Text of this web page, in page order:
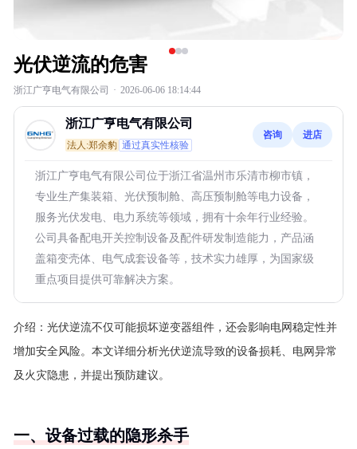
光伏逆流的危害
浙江广亨电气有限公司 · 2026-06-06 18:14:44
浙江广亨电气有限公司
法人:郑余豹 通过真实性核验
咨询 进店
浙江广亨电气有限公司位于浙江省温州市乐清市柳市镇，
专业生产集装箱、光伏预制舱、高压预制舱等电力设备，
服务光伏发电、电力系统等领域，拥有十余年行业经验。
公司具备配电开关控制设备及配件研发制造能力，产品涵
盖箱变壳体、电气成套设备等，技术实力雄厚，为国家级
重点项目提供可靠解决方案。
介绍： 光伏逆流不仅可能损坏逆变器组件，还会影响电网稳定性并
增加安全风险。本文详细分析光伏逆流导致的设备损耗、电网异常
及火灾隐患，并提出预防建议。
一、设备过载的隐形杀手